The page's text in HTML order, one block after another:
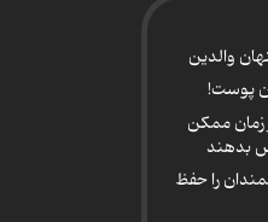
والدین
پوست!
در هر زمان ممکن
بدهند
را حفظ